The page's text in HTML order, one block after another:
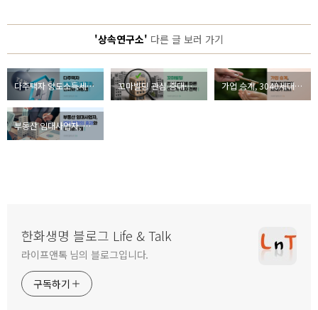
'상속연구소' 다른 글 보러 가기
다주택자 양도소득세 중과, 변화와 대응법(feat. 한화생명 상속연구소) 꼬마빌딩 관심 증대에 따른 선별적 투자 전략(feat. 한화생명 상속연구소) 가업 승계, 3040세대의 과제가 되다(feat. 한화생명 상속연구소)
부동산 임대사업자, 법인 전환의 효과와 손익분기점(feat. 한화생명 상속연구소)
한화생명 블로그 Life & Talk
라이프앤톡 님의 블로그입니다.
구독하기